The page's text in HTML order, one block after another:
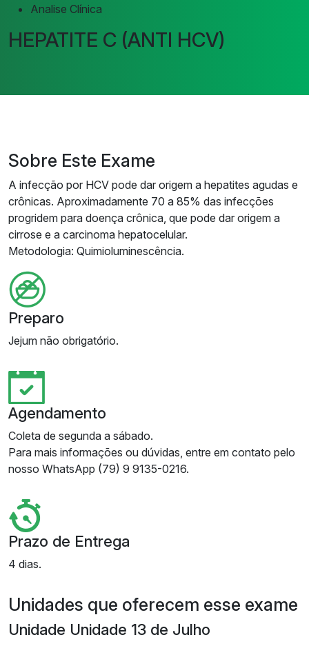
Analise Clínica
HEPATITE C (ANTI HCV)
Sobre Este Exame
A infecção por HCV pode dar origem a hepatites agudas e
crônicas. Aproximadamente 70 a 85% das infecções
progridem para doença crônica, que pode dar origem a
cirrose e a carcinoma hepatocelular.
Metodologia: Quimioluminescência.
Preparo
Jejum não obrigatório.
Agendamento
Coleta de segunda a sábado.
Para mais informações ou dúvidas, entre em contato pelo
nosso WhatsApp (79) 9 9135-0216.
Prazo de Entrega
4 dias.
Unidades que oferecem esse exame
Unidade Unidade 13 de Julho